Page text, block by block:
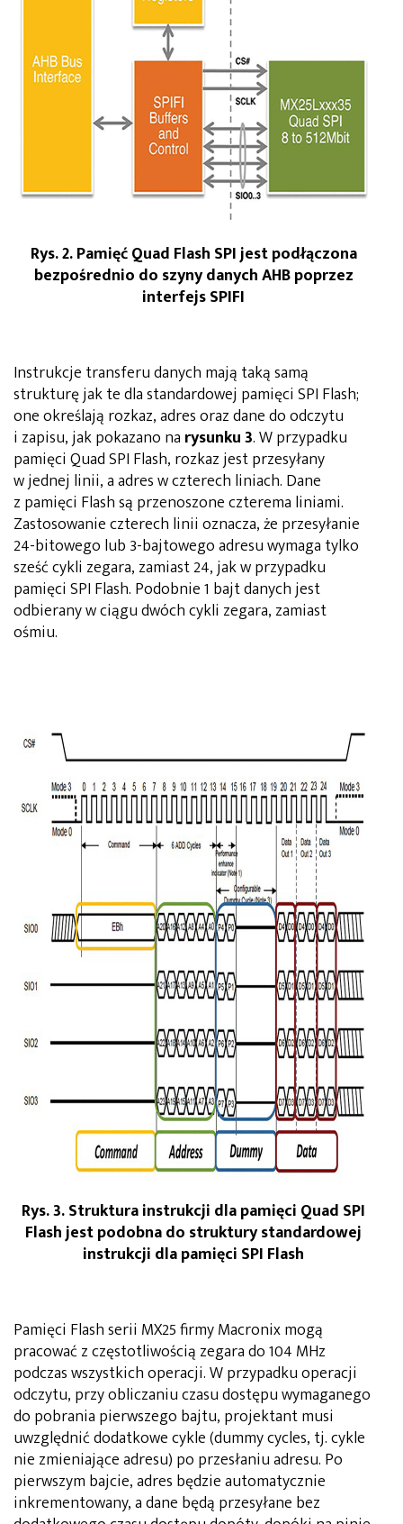
Rys. 2. Pamięć Quad Flash SPI jest podłączona
bezpośrednio do szyny danych AHB poprzez
interfejs SPIFI
Instrukcje transferu danych mają taką samą
strukturę jak te dla standardowej pamięci SPI Flash;
one określają rozkaz, adres oraz dane do odczytu
i zapisu, jak pokazano na rysunku 3. W przypadku
pamięci Quad SPI Flash, rozkaz jest przesyłany
w jednej linii, a adres w czterech liniach. Dane
z pamięci Flash są przenoszone czterema liniami.
Zastosowanie czterech linii oznacza, że przesyłanie
24-bitowego lub 3-bajtowego adresu wymaga tylko
sześć cykli zegara, zamiast 24, jak w przypadku
pamięci SPI Flash. Podobnie 1 bajt danych jest
odbierany w ciągu dwóch cykli zegara, zamiast
ośmiu.
Rys. 3. Struktura instrukcji dla pamięci Quad SPI
Flash jest podobna do struktury standardowej
instrukcji dla pamięci SPI Flash
Pamięci Flash serii MX25 firmy Macronix mogą
pracować z częstotliwością zegara do 104 MHz
podczas wszystkich operacji. W przypadku operacji
odczytu, przy obliczaniu czasu dostępu wymaganego
do pobrania pierwszego bajtu, projektant musi
uwzględnić dodatkowe cykle (dummy cycles, tj. cykle
nie zmieniające adresu) po przesłaniu adresu. Po
pierwszym bajcie, adres będzie automatycznie
inkrementowany, a dane będą przesyłane bez